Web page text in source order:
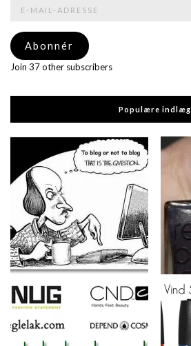
adresse
Abonnér
Join 37 other subscribers
Populære indlæg